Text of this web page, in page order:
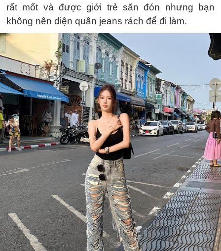
rất mốt và được giới trẻ săn đón nhưng bạn
không nên diện quần jeans rách để đi làm.